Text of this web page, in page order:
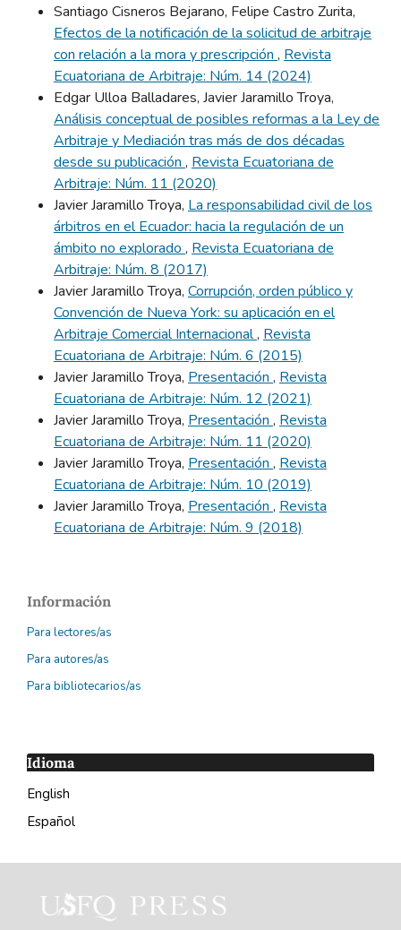
Santiago Cisneros Bejarano, Felipe Castro Zurita,
Efectos de la notificación de la solicitud de arbitraje
con relación a la mora y prescripción , Revista
Ecuatoriana de Arbitraje: Núm. 14 (2024)
Edgar Ulloa Balladares, Javier Jaramillo Troya,
Análisis conceptual de posibles reformas a la Ley de
Arbitraje y Mediación tras más de dos décadas
desde su publicación , Revista Ecuatoriana de
Arbitraje: Núm. 11 (2020)
Javier Jaramillo Troya, La responsabilidad civil de los
árbitros en el Ecuador: hacia la regulación de un
ámbito no explorado , Revista Ecuatoriana de
Arbitraje: Núm. 8 (2017)
Javier Jaramillo Troya, Corrupción, orden público y
Convención de Nueva York: su aplicación en el
Arbitraje Comercial Internacional, Revista
Ecuatoriana de Arbitraje: Núm. 6 (2015)
Javier Jaramillo Troya, Presentación , Revista
Ecuatoriana de Arbitraje: Núm. 12 (2021)
Javier Jaramillo Troya, Presentación , Revista
Ecuatoriana de Arbitraje: Núm. 11 (2020)
Javier Jaramillo Troya, Presentación , Revista
Ecuatoriana de Arbitraje: Núm. 10 (2019)
Javier Jaramillo Troya, Presentación , Revista
Ecuatoriana de Arbitraje: Núm. 9 (2018)
Información
Para lectores/as
Para autores/as
Para bibliotecarios/as
Idioma
English
Español